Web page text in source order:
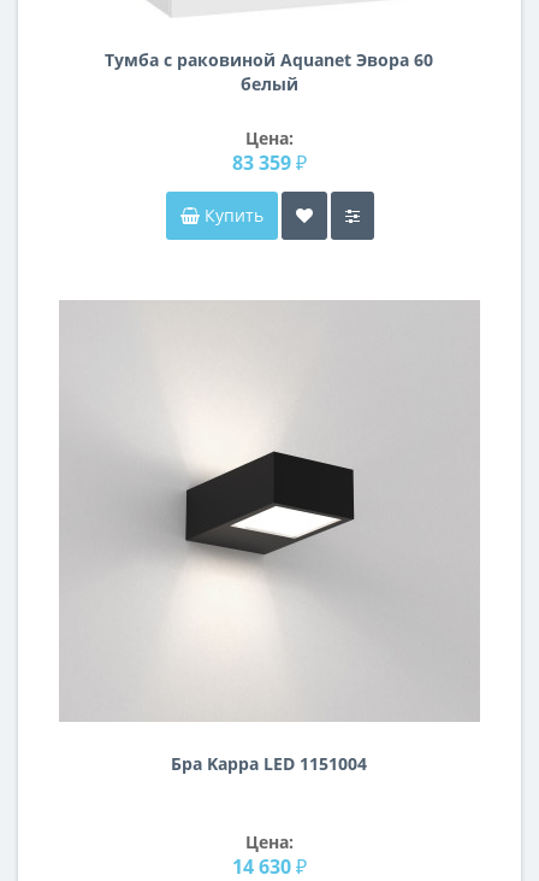
Тумба с раковиной Aquanet Эвора 60
белый
Цена:
83 359 ₽
Купить
Бра Kappa LED 1151004
Цена:
14 630 ₽